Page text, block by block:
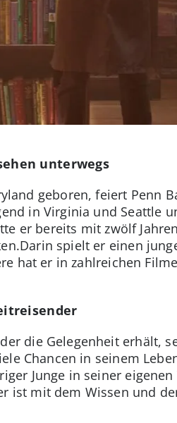
unterwegs
geboren, feiert Penn
in Virginia und Seattle
er bereits mit zwölf
spielt er einen
hat er in zahlreichen
die Gelegenheit erhält,
Chancen in seinem
Junge in seiner
ist mit dem Wissen und